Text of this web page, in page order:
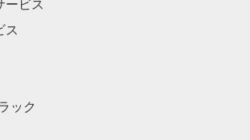
ービス
ス
ック